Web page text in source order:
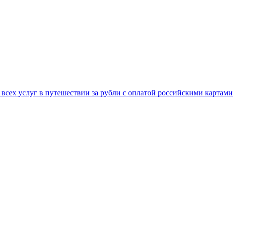
услуг в путешествии за рубли с оплатой российскими картами